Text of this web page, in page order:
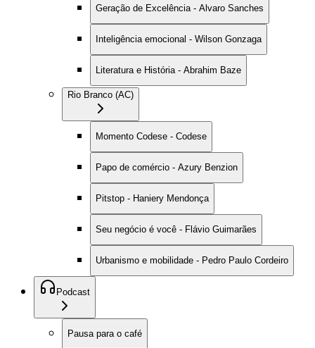
Geração de Excelência - Alvaro Sanches
Inteligência emocional - Wilson Gonzaga
Literatura e História - Abrahim Baze
Rio Branco (AC)
Momento Codese - Codese
Papo de comércio - Azury Benzion
Pitstop - Haniery Mendonça
Seu negócio é você - Flávio Guimarães
Urbanismo e mobilidade - Pedro Paulo Cordeiro
Podcast
Pausa para o café